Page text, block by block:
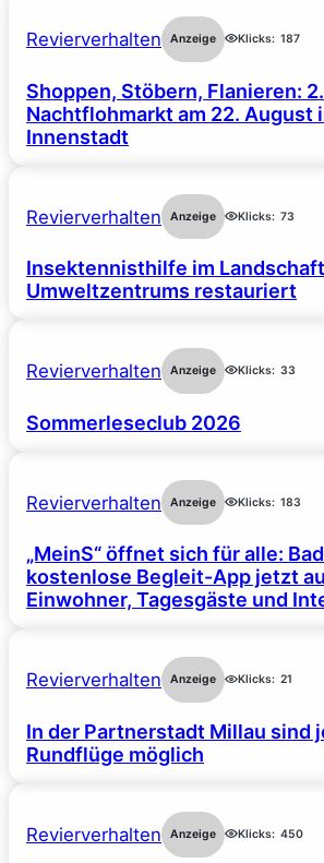
Revierverhalten Anzeige Klicks: 187
Shoppen, Stöbern, Flanieren: 2.
Nachtflohmarkt am 22. August
Innenstadt
Revierverhalten Anzeige Klicks: 73
Insektennisthilfe im
Umweltzentrums restauriert
Revierverhalten Anzeige Klicks: 33
Sommerleseclub 2026
Revierverhalten Anzeige Klicks: 183
„MeinS“ öffnet sich für alle:
kostenlose Begleit-App jetzt
Einwohner, Tagesgäste und
Revierverhalten Anzeige Klicks: 21
In der Partnerstadt Millau sind
Rundflüge möglich
Revierverhalten Anzeige Klicks: 450